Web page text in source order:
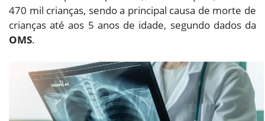
470 mil crianças, sendo a principal causa de morte de
crianças até aos 5 anos de idade, segundo dados da
OMS.